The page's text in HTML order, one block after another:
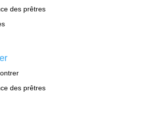
des prêtres
des prêtres